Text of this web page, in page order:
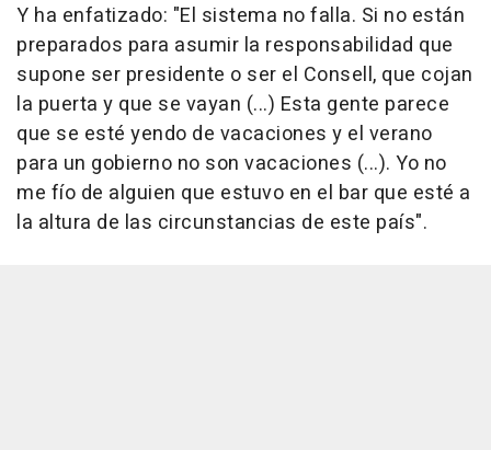
Y ha enfatizado: "El sistema no falla. Si no están
preparados para asumir la responsabilidad que
supone ser presidente o ser el Consell, que cojan
la puerta y que se vayan (...) Esta gente parece
que se esté yendo de vacaciones y el verano
para un gobierno no son vacaciones (...). Yo no
me fío de alguien que estuvo en el bar que esté a
la altura de las circunstancias de este país".